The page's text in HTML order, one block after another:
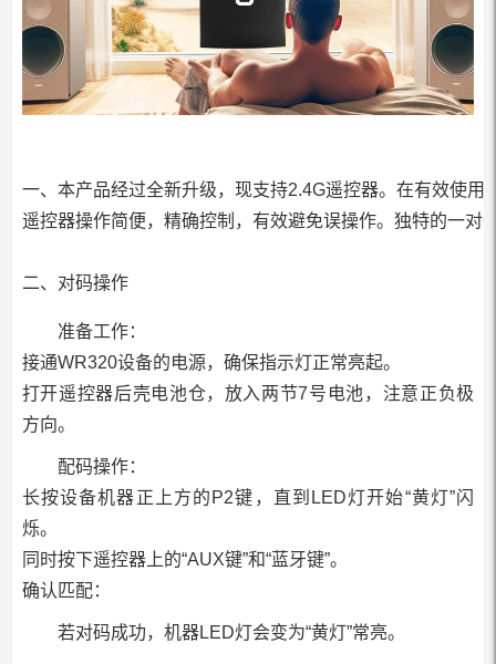
一、本产品经过全新升级，现支持2.4G遥控器。在有效使
遥控器操作简便，精确控制，有效避免误操作。 独特的一对
二、对码操作
准备工作：
接通WR320设备的电源，确保指示灯正常亮起。
打开遥控器后壳电池仓，放入两节7号电池，注意正负极
方向。
配码操作：
长按设备机器正上方的P2键，直到LED灯开始“黄灯”闪
烁。
同时按下遥控器上的“AUX键”和“蓝牙键”。
确认匹配：
若对码成功，机器LED灯会变为“黄灯”常亮。